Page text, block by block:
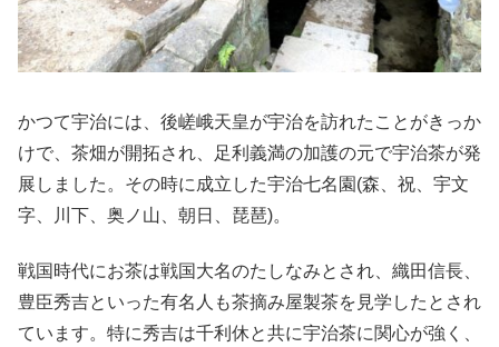
かつて宇治には、後嵯峨天皇が宇治を訪れたことがきっか
けで、茶畑が開拓され、足利義満の加護の元で宇治茶が発
展しました。その時に成立した宇治七名園(森、祝、宇文
字、川下、奥ノ山、朝日、琵琶)。
戦国時代にお茶は戦国大名のたしなみとされ、織田信長、
豊臣秀吉といった有名人も茶摘み屋製茶を見学したとされ
ています。特に秀吉は千利休と共に宇治茶に関心が強く、